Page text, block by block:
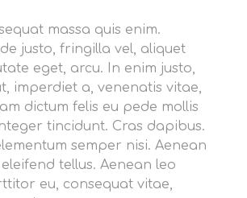
massa quis enim.
justo, fringilla vel, aliquet
eget, arcu. In enim justo,
imperdiet a, venenatis vitae,
dictum felis eu pede mollis
tincidunt. Cras dapibus.
semper nisi. Aenean
tellus. Aenean leo
eu, consequat vitae,